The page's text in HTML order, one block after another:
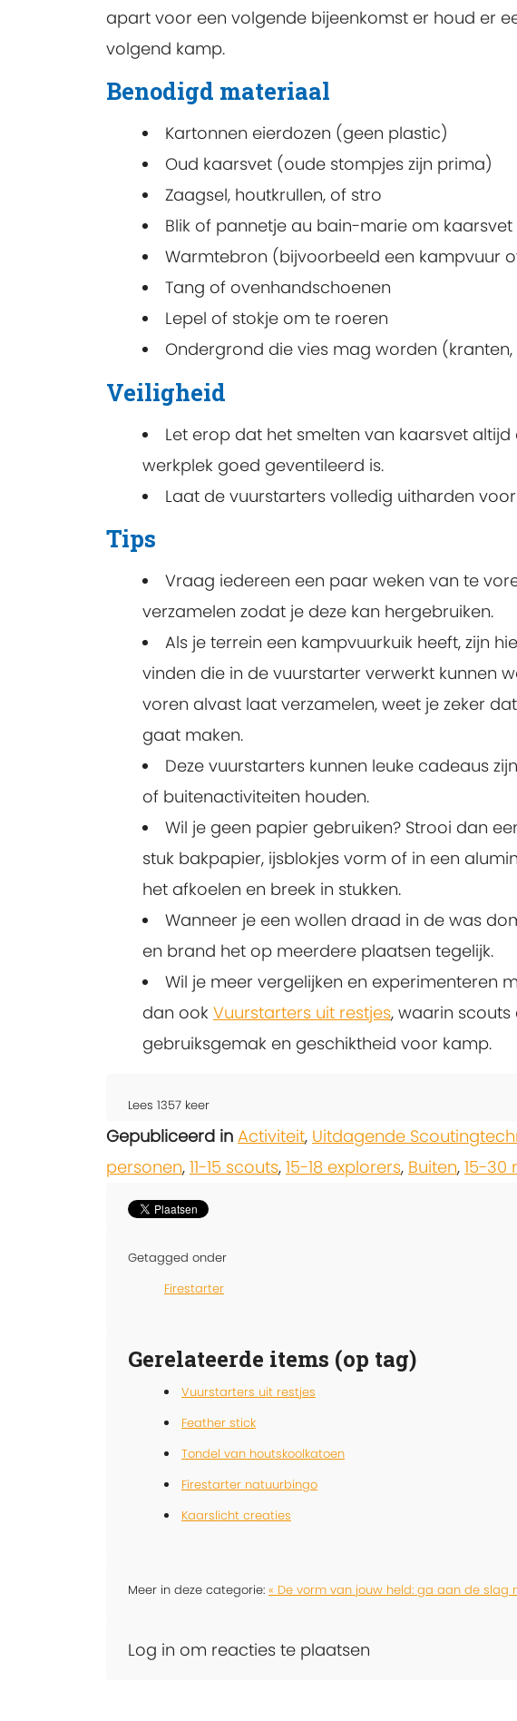
apart voor een volgende bijeenkomst er houd er
volgend kamp.
Benodigd materiaal
Kartonnen eierdozen (geen plastic)
Oud kaarsvet (oude stompjes zijn prima)
Zaagsel, houtkrullen, of stro
Blik of pannetje au bain-marie om kaarsvet
Warmtebron (bijvoorbeeld een kampvuur
Tang of ovenhandschoenen
Lepel of stokje om te roeren
Ondergrond die vies mag worden
Veiligheid
Let erop dat het smelten van kaarsvet
werkplek goed geventileerd is.
Laat de vuurstarters volledig uitharden
Tips
Vraag iedereen een paar weken van te
verzamelen zodat je deze kan hergebruiken.
Als je terrein een kampvuurkuik heeft, zijn
vinden die in de vuurstarter verwerkt kunnen
voren alvast laat verzamelen, weet je zeker
gaat maken.
Deze vuurstarters kunnen leuke cadeaus
of buitenactiviteiten houden.
Wil je geen papier gebruiken? Strooi dan
stuk bakpapier, ijsblokjes vorm of in een
het afkoelen en breek in stukken.
Wanneer je een wollen draad in de was
en brand het op meerdere plaatsen tegelijk.
Wil je meer vergelijken en experimenteren
dan ook Vuurstarters uit restjes, waarin
gebruiksgemak en geschiktheid voor kamp.
Lees 1357 keer
Gepubliceerd in Activiteit, Uitdagende
personen, 11-15 scouts, 15-18 explorers, Buiten, 15-30
Getagged onder
Firestarter
Gerelateerde items (op tag)
Vuurstarters uit restjes
Feather stick
Tondel van houtskoolkatoen
Firestarter natuurbingo
Kaarslicht creaties
Meer in deze categorie: « De vorm van jouw held: ga aan de slag
Log in om reacties te plaatsen